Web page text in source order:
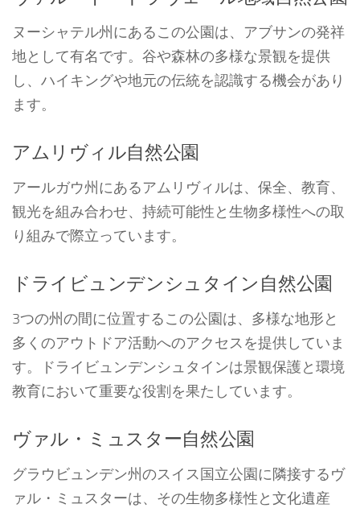
ヌーシャテル州にあるこの公園は、アブサンの発祥
地として有名です。谷や森林の多様な景観を提供
し、ハイキングや地元の伝統を認識する機会があり
ます。
アムリヴィル自然公園
アールガウ州にあるアムリヴィルは、保全、教育、
観光を組み合わせ、持続可能性と生物多様性への取
り組みで際立っています。
ドライビュンデンシュタイン自然公園
3つの州の間に位置するこの公園は、多様な地形と
多くのアウトドア活動へのアクセスを提供していま
す。ドライビュンデンシュタインは景観保護と環境
教育において重要な役割を果たしています。
ヴァル・ミュスター自然公園
グラウビュンデン州のスイス国立公園に隣接するヴ
ァル・ミュスターは、その生物多様性と文化遺産